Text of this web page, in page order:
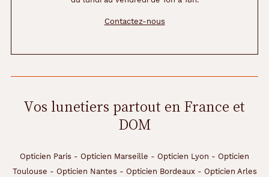
Contactez-nous
Vos lunetiers partout en France et
DOM
Opticien Paris - Opticien Marseille - Opticien Lyon - Opticien
Toulouse - Opticien Nantes - Opticien Bordeaux- Opticien Arles